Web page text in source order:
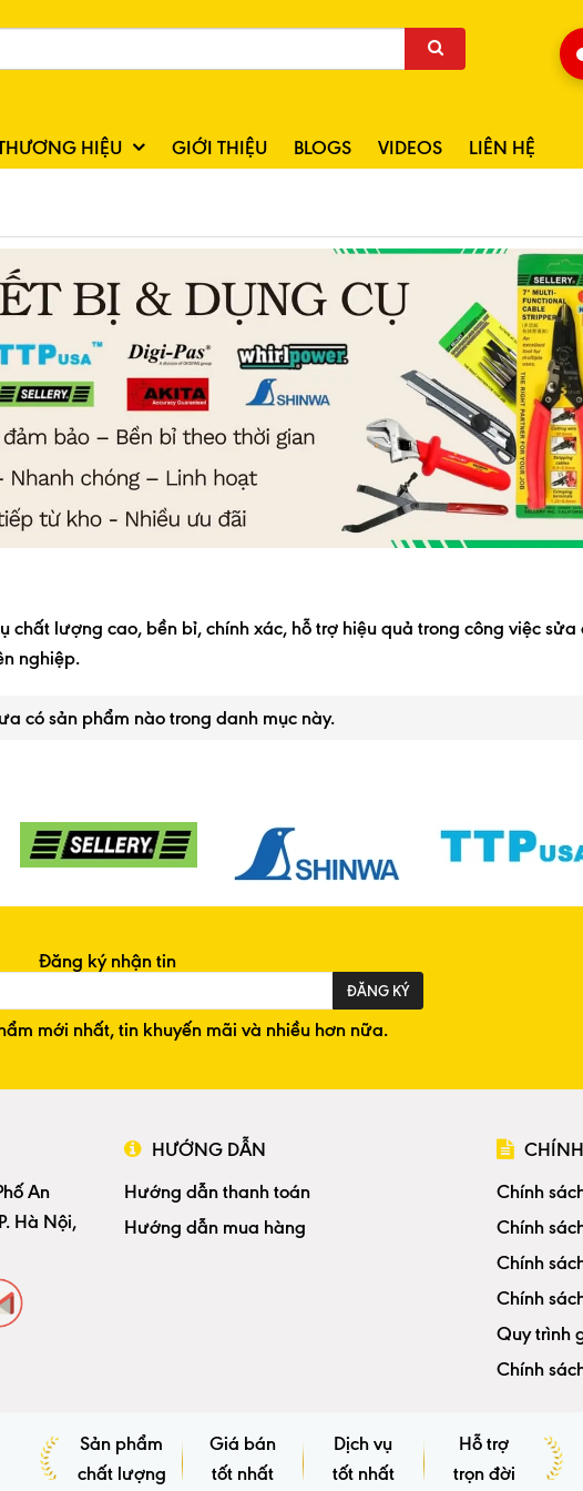
HIỆU GIỚI THIỆU BLOGS VIDEOS LIÊN HỆ
chất lượng cao, bền bỉ, chính xác, hỗ trợ hiệu quả trong công việc
nghiệp.
có sản phẩm nào trong danh mục này.
Đăng ký nhận tin
ĐĂNG KÝ
mới nhất, tin khuyến mãi và nhiều hơn nữa.
HƯỚNG DẪN
An
Hà Nội,
Hướng dẫn thanh toán
Hướng dẫn mua hàng
Chính
Chính
Chính
Chính
Quy trình
Chính
Sản phẩm
chất lượng
Giá bán
tốt nhất
Dịch vụ
tốt nhất
Hỗ trợ
trọn đời